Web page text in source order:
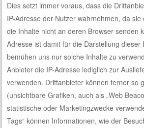
Dies setzt immer voraus, dass die
IP-Adresse der Nutzer wahrnehmen, da sie
die Inhalte nicht an deren Browser senden
Adresse ist damit für die Darstellung
bemühen uns nur solche Inhalte zu
Anbieter die IP-Adresse lediglich zur
verwenden. Drittanbieter können ferner so
(unsichtbare Grafiken, auch als „Web
statistische oder Marketingzwecke
Tags“ können Informationen, wie der